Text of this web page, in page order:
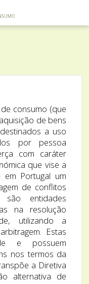
consumo (que
de bens
a uso
por pessoa
com caráter
que vise a
Portugal um
de conflitos
entidades
na resolução
utilizando a
Estas
e possuem
nos termos da
a Diretiva
alternativa de